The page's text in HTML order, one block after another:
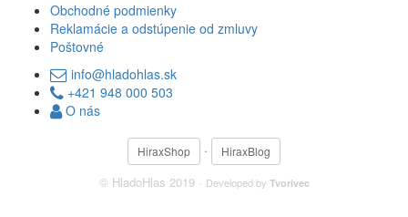
Obchodné podmienky
Reklamácie a odstúpenie od zmluvy
Poštovné
info@hladohlas.sk
+421 948 000 503
O nás
HiraxShop · HiraxBlog
© HladoHlas 2019 · Developed by Tvorivec